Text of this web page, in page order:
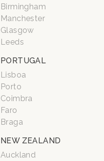
Birmingham
Manchester
Glasgow
Leeds
PORTUGAL
Lisboa
Porto
Coimbra
Faro
Braga
NEW ZEALAND
Auckland